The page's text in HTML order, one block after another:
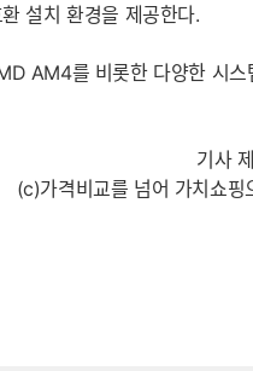
설치 환경을 제공한다.
AM4를 비롯한 다양한 시스
기사
(c)가격비교를 넘어 가치쇼핑